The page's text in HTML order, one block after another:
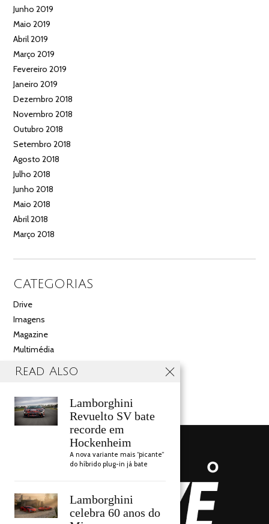
Junho 2019
Maio 2019
Abril 2019
Março 2019
Fevereiro 2019
Janeiro 2019
Dezembro 2018
Novembro 2018
Outubro 2018
Setembro 2018
Agosto 2018
Julho 2018
Junho 2018
Maio 2018
Abril 2018
Março 2018
CATEGORIAS
Drive
Imagens
Magazine
Multimédia
Noticias
Videos
Read Also
Lamborghini
Revuelto SV bate
recorde em
Hockenheim
A nova variante mais “picante”
do híbrido plug-in já bate
Lamborghini
celebra 60 anos do